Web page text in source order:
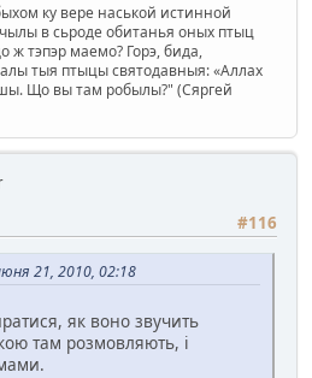
ку вере наськой истинной
в сьроде обитанья оных птыц
ж тэпэр маемо? Горэ, бида,
тыя птыцы святодавныя: «Аллах
Що вы там робылы?" (Сяргей
#116
21, 2010, 02:18
як воно звучить
там розмовляють, і